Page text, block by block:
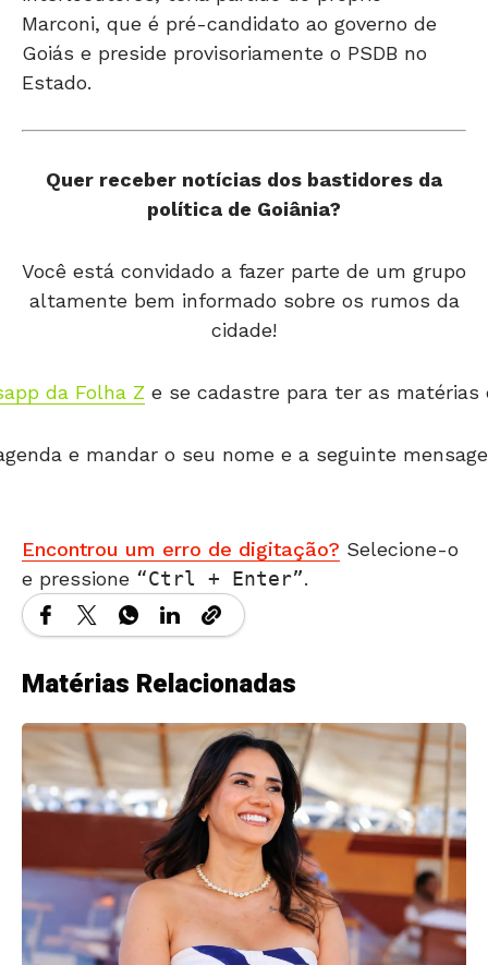
Marconi, que é pré-candidato ao governo de
Goiás e preside provisoriamente o PSDB no
Estado.
Quer receber notícias dos bastidores da
política de Goiânia?
Você está convidado a fazer parte de um grupo
altamente bem informado sobre os rumos da
cidade!
da Folha Z e se cadastre para ter as matérias
e mandar o seu nome e a seguinte
Encontrou um erro de digitação? Selecione-o
e pressione
Ctrl + Enter .
Matérias Relacionadas